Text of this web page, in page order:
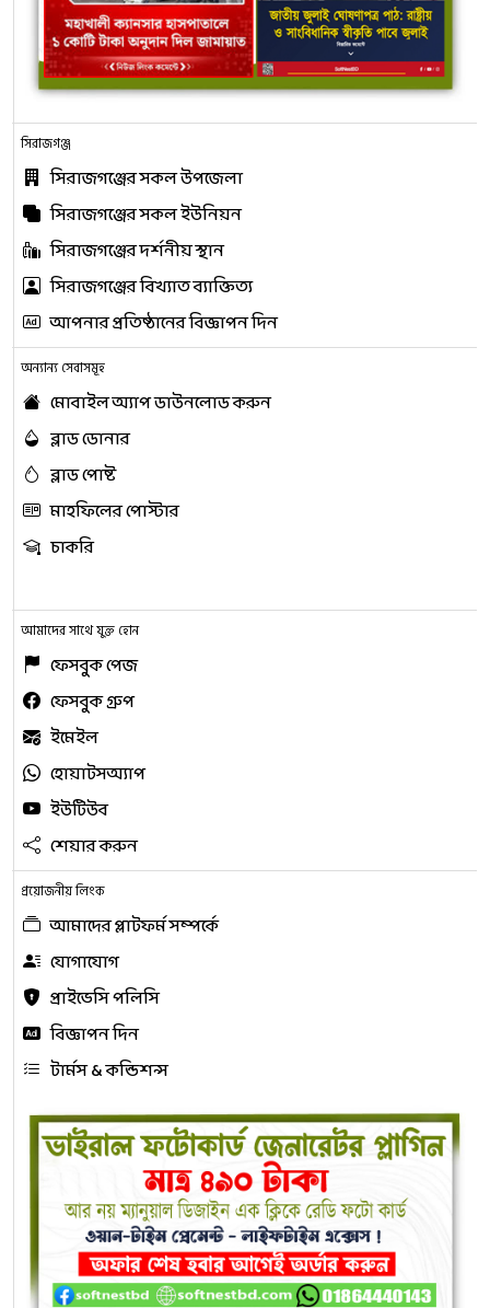
সিরাজগঞ্জ
সিরাজগঞ্জের সকল উপজেলা
সিরাজগঞ্জের সকল ইউনিয়ন
সিরাজগঞ্জের দর্শনীয় স্থান
সিরাজগঞ্জের বিখ্যাত ব্যাক্তিত্য
আপনার প্রতিষ্ঠানের বিজ্ঞাপন দিন
অন্যান্য সেবাসমূহ
মোবাইল অ্যাপ ডাউনলোড করুন
ব্লাড ডোনার
ব্লাড পোষ্ট
মাহফিলের পোস্টার
চাকরি
আমাদের সাথে যুক্ত হোন
ফেসবুক পেজ
ফেসবুক গ্রুপ
ইমেইল
হোয়াটসঅ্যাপ
ইউটিউব
শেয়ার করুন
প্রয়োজনীয় লিংক
আমাদের প্লাটফর্ম সম্পর্কে
যোগাযোগ
প্রাইভেসি পলিসি
বিজ্ঞাপন দিন
টার্মস & কন্ডিশন্স